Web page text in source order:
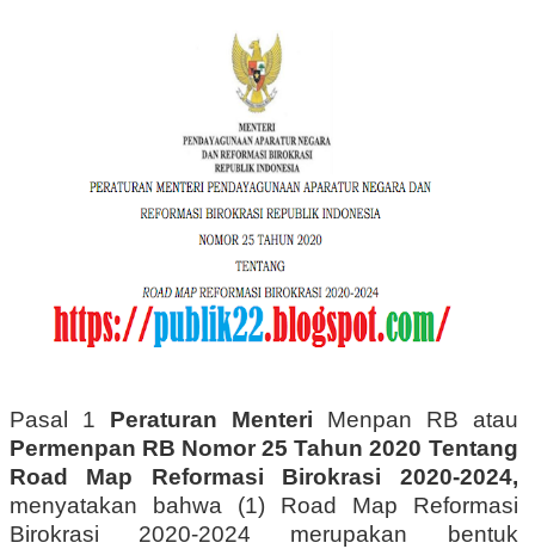
Pasal 1 Peraturan Menteri Menpan RB atau
Permenpan RB Nomor 25 Tahun 2020 Tentang
Road Map Reformasi Birokrasi 2020-2024,
menyatakan bahwa (1) Road Map Reformasi
Birokrasi 2020-2024 merupakan bentuk